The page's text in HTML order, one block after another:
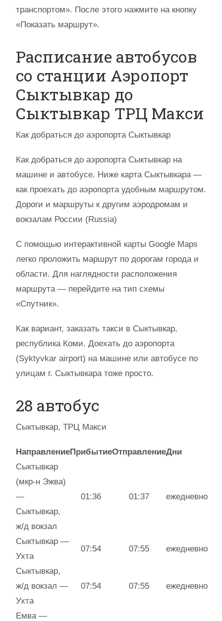
транспортом». После этого нажмите на кнопку
«Показать маршрут».
Расписание автобусов
со станции Аэропорт
Сыктывкар до
Сыктывкар ТРЦ Макси
Как добраться до аэропорта Сыктывкар
Как добраться до аэропорта Сыктывкар на
машине и автобусе. Ниже карта Сыктывкара —
как проехать до аэропорта удобным маршрутом.
Дороги и маршруты к другим аэродромам и
вокзалам России (Russia)
С помощью интерактивной карты Google Maps
легко проложить маршрут по дорогам города и
области. Для наглядности расположения
маршрута — перейдите на тип схемы
«Спутник».
Как вариант, заказать такси в Сыктывкар,
республика Коми. Доехать до аэропорта
(Syktyvkar airport) на машине или автобусе по
улицам г. Сыктывкара тоже просто.
28 автобус
Сыктывкар, ТРЦ Макси
НаправлениеПрибытиеОтправлениеДни
Сыктывкар
(мкр-н Эжва)
—
Сыктывкар,
ж/д вокзал
01:36 01:37 ежедневно
Сыктывкар —
Ухта
07:54 07:55 ежедневно
Сыктывкар,
ж/д вокзал —
Ухта
07:54 07:55 ежедневно
Емва —